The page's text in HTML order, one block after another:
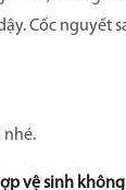
Cốc nguyết
nhé.
vệ sinh